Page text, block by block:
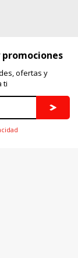
ofertas y
ti
puedes